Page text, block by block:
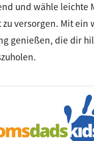
und wähle leichte
versorgen. Mit
genießen, die dir